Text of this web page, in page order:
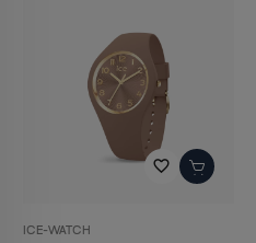
favorite_border
ICE-WATCH